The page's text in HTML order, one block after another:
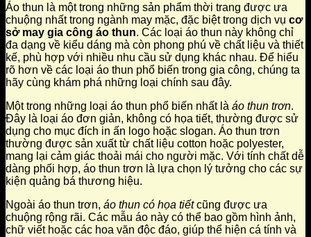
Áo thun là một trong những sản phẩm thời trang được ưa
chuộng nhất trong ngành may mặc, đặc biệt trong dịch vụ cơ
sở may gia công áo thun. Các loại áo thun này không chỉ
đa dạng về kiểu dáng mà còn phong phú về chất liệu và thiết
kế, phù hợp với nhiều nhu cầu sử dụng khác nhau. Để hiểu
rõ hơn về các loại áo thun phổ biến trong gia công, chúng ta
hãy cùng khám phá những loại chính sau đây.
Một trong những loại áo thun phổ biến nhất là áo thun trơn.
Đây là loại áo đơn giản, không có họa tiết, thường được sử
dụng cho mục đích in ấn logo hoặc slogan. Áo thun trơn
thường được sản xuất từ chất liệu cotton hoặc polyester,
mang lại cảm giác thoải mái cho người mặc. Với tính chất dễ
dàng phối hợp, áo thun trơn là lựa chọn lý tưởng cho các sự
kiện quảng bá thương hiệu.
Ngoài áo thun trơn, áo thun có họa tiếtcũng được ưa
chuộng rộng rãi. Các mẫu áo này có thể bao gồm hình ảnh,
chữ viết hoặc các hoa văn độc đáo, giúp thể hiện cá tính và